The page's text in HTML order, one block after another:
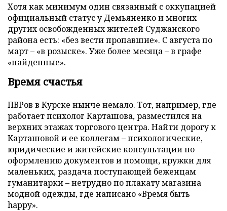
Хотя как минимум один связанный с оккупацией
официальный статус у Демьяненко и многих
других освобожденных жителей Суджанского
района есть: «без вести пропавшие». С августа по
март – «в розыске». Уже более месяца – в графе
«найденные».
Время счастья
ПВРов в Курске нынче немало. Тот, например, где
работает психолог Карташова, разместился на
верхних этажах торгового центра. Найти дорогу к
Карташовой и ее коллегам – психологические,
юридические и житейские консультации по
оформлению документов и помощи, кружки для
маленьких, раздача поступающей беженцам
гуманитарки – нетрудно по плакату магазина
модной одежды, где написано «Время быть
happy».